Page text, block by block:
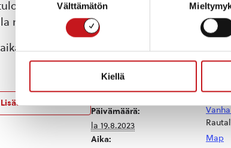
valinta
Välttämätön
Kiellä
historialliseen Vanhan Häkkilän tupaan
myös Janoisen Karhun munkkikahvio
asukkaat, mukana myös Kyläraittien
Lisää kalenteriin
TIEDOT
Päivämäärä:
la 19.8.2023
Aika:
Map